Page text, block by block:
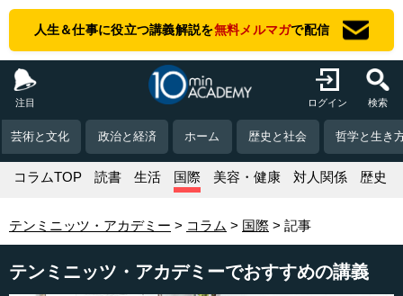
人生＆仕事に役立つ講義解説を無料メルマガで配信
注目 ログイン 検索
芸術と文化 政治と経済 ホーム 歴史と社会 哲学と生き
コラムTOP 読書 生活 国際 美容・健康 対人関係 歴史
テンミニッツ・アカデミー コラム 国際 記事
テンミニッツ・アカデミーでおすすめの講義